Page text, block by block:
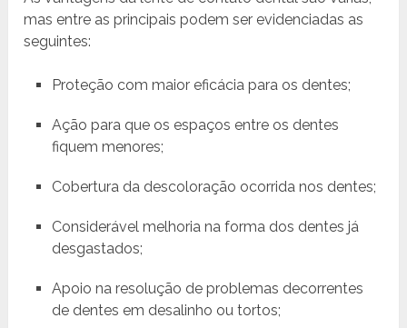
mas entre as principais podem ser evidenciadas as
seguintes:
Proteção com maior eficácia para os dentes;
Ação para que os espaços entre os dentes
fiquem menores;
Cobertura da descoloração ocorrida nos dentes;
Considerável melhoria na forma dos dentes já
desgastados;
Apoio na resolução de problemas decorrentes
de dentes em desalinho ou tortos;